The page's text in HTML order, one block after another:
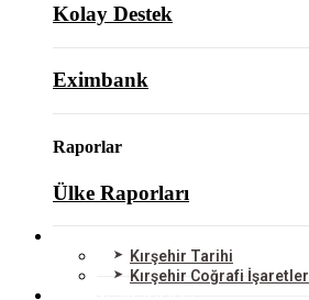
Kolay Destek
Eximbank
Raporlar
Ülke Raporları
Kırşehir Tarihi
Kırşehir Coğrafi İşaretler